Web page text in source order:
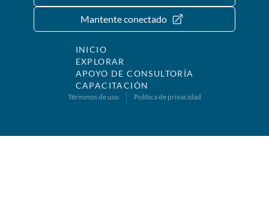
Mantente conectado
INICIO
EXPLORAR
APOYO DE CONSULTORÍA
CAPACITACIÓN
Términos de uso Política de privacidad